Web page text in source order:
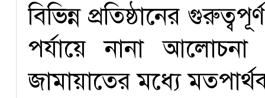
বিভিন্ন প্রতিষ্ঠানের
পর্যায়ে নানা
জামায়াতের মধ্যে